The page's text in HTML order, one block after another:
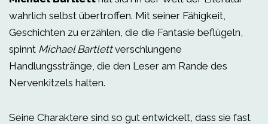
wahrlich selbst übertroffen. Mit seiner Fähigkeit,
Geschichten zu erzählen, die die Fantasie beflügeln,
spinnt Michael Bartlettverschlungene
Handlungsstränge, die den Leser am Rande des
Nervenkitzels halten.
Seine Charaktere sind so gut entwickelt, dass sie fast